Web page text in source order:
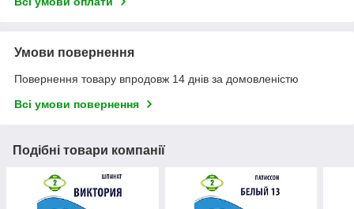
Умови повернення
Повернення товару впродовж 14 днів за домовленістю
Всі умови повернення
Подібні товари компанії